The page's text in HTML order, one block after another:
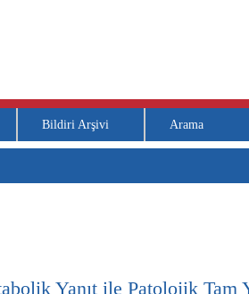
Bildiri Arşivi Arama
Yanıt ile Patolojik Tam